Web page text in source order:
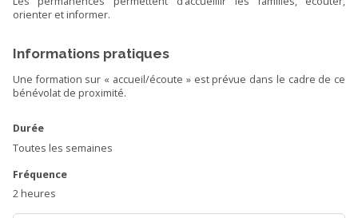
orienter et informer.
Informations pratiques
Une formation sur « accueil/écoute » est prévue dans le cadre de ce
bénévolat de proximité.
Durée
Toutes les semaines
Fréquence
2 heures